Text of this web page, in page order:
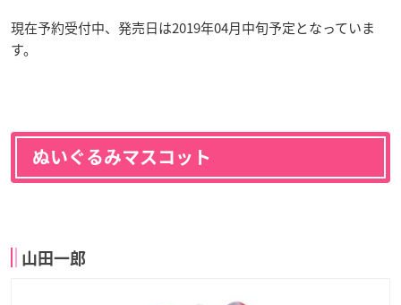
現在予約受付中、発売日は2019年04月中旬予定となっていま
す。
ぬいぐるみマスコット
山田一郎